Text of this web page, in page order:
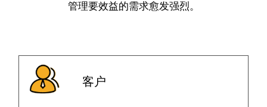
管理要效益的需求愈发强烈。
客户